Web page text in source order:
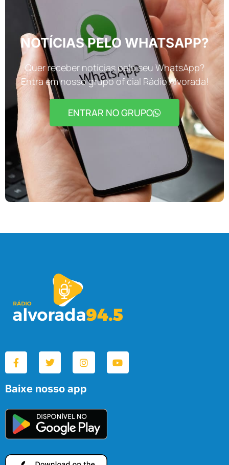
NOTÍCIAS PELO WHATSAPP?
Quer receber notícias pelo seu WhatsApp?
Entra em nosso grupo oficial Rádio Alvorada!
ENTRAR NO GRUPO
Baixe nosso app